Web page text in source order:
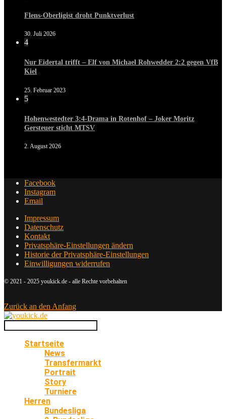
Flens-Oberligist droht Punktverlust
30. Juli 2026
4
Nur Eidertal trifft – Elf von Michael Rohwedder 2:2 gegen VfB
Kiel
25. Februar 2023
5
Hohenwestedter 3:4-Drama in Rotenhof – Joker Moritz
Gersteuer sticht MTSV
2. August 2026
Facebook
Instagram
Email
Impressum
Datenschutz
Kontakt
Privatsphäre-Einstellungen ändern
Historie der Privatsphäre-Einstellungen
Einwilligungen widerrufen
© 2021 - 2025 youkick.de - alle Rechte vorbehalten
Zurück an den Anfang
Startseite
News
Transfermarkt
Portrait
Story
Turniere
Herren
Bundesliga